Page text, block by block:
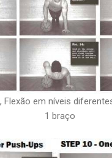
Flexão em níveis
1 braço